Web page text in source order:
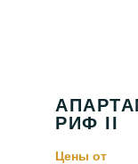
РИФ II
Цены от